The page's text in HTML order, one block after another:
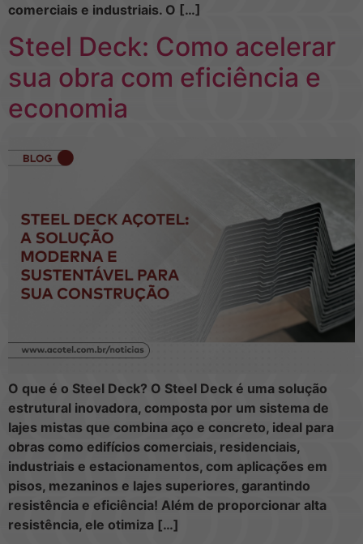
comerciais e industriais. O […]
Steel Deck: Como acelerar
sua obra com eficiência e
economia
O que é o Steel Deck? O Steel Deck é uma solução
estrutural inovadora, composta por um sistema de
lajes mistas que combina aço e concreto, ideal para
obras como edifícios comerciais, residenciais,
industriais e estacionamentos, com aplicações em
pisos, mezaninos e lajes superiores, garantindo
resistência e eficiência! Além de proporcionar alta
resistência, ele otimiza […]